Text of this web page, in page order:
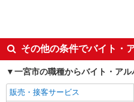
日払い
交通費支給
社宅・寮あり
その他の条件でバイト・
一宮市の職種からバイト・ア
販売・接客サービス